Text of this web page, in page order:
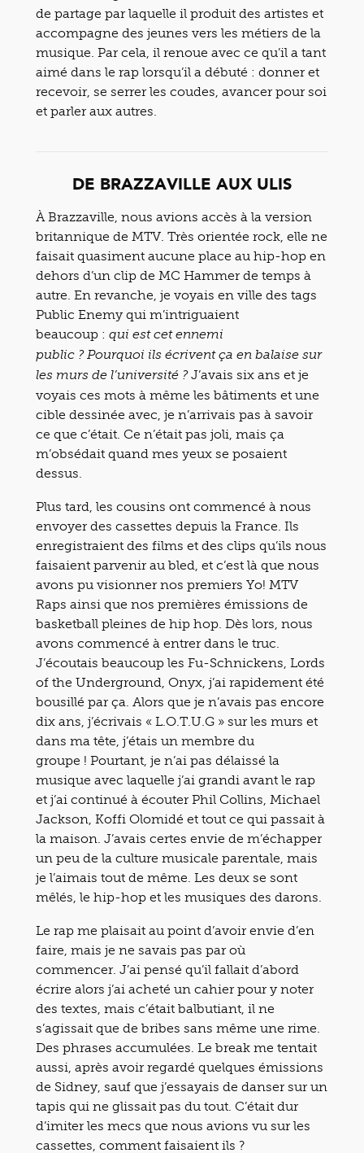
de partage par laquelle il produit des artistes et
accompagne des jeunes vers les métiers de la
musique. Par cela, il renoue avec ce qu’il a tant
aimé dans le rap lorsqu’il a débuté : donner et
recevoir, se serrer les coudes, avancer pour soi
et parler aux autres.
DE BRAZZAVILLE AUX ULIS
À Brazzaville, nous avions accès à la version
britannique de MTV. Très orientée rock, elle ne
faisait quasiment aucune place au hip-hop en
dehors d’un clip de MC Hammer de temps à
autre. En revanche, je voyais en ville des tags
Public Enemy qui m’intriguaient
beaucoup : qui est cet ennemi
public ? Pourquoi ils écrivent ça en balaise sur
les murs de l’université ?J’avais six ans et je
voyais ces mots à même les bâtiments et une
cible dessinée avec, je n’arrivais pas à savoir
ce que c’était. Ce n’était pas joli, mais ça
m’obsédait quand mes yeux se posaient
dessus.
Plus tard, les cousins ont commencé à nous
envoyer des cassettes depuis la France. Ils
enregistraient des films et des clips qu’ils nous
faisaient parvenir au bled, et c’est là que nous
avons pu visionner nos premiers Yo! MTV
Raps ainsi que nos premières émissions de
basketball pleines de hip hop. Dès lors, nous
avons commencé à entrer dans le truc.
J’écoutais beaucoup les Fu-Schnickens, Lords
of the Underground, Onyx, j’ai rapidement été
bousillé par ça. Alors que je n’avais pas encore
dix ans, j’écrivais « L.O.T.U.G » sur les murs et
dans ma tête, j’étais un membre du
groupe ! Pourtant, je n’ai pas délaissé la
musique avec laquelle j’ai grandi avant le rap
et j’ai continué à écouter Phil Collins, Michael
Jackson, Koffi Olomidé et tout ce qui passait à
la maison. J’avais certes envie de m’échapper
un peu de la culture musicale parentale, mais
je l’aimais tout de même. Les deux se sont
mêlés, le hip-hop et les musiques des darons.
Le rap me plaisait au point d’avoir envie d’en
faire, mais je ne savais pas par où
commencer. J’ai pensé qu’il fallait d’abord
écrire alors j’ai acheté un cahier pour y noter
des textes, mais c’était balbutiant, il ne
s’agissait que de bribes sans même une rime.
Des phrases accumulées. Le break me tentait
aussi, après avoir regardé quelques émissions
de Sidney, sauf que j’essayais de danser sur un
tapis qui ne glissait pas du tout. C’était dur
d’imiter les mecs que nous avions vu sur les
cassettes, comment faisaient ils ?